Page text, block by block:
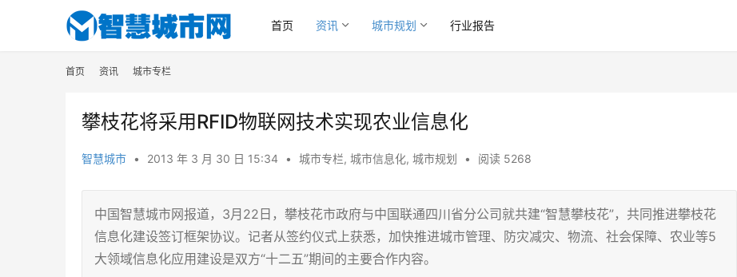
首页 资讯 城市规划 行业报告
首页 资讯 城市专栏
攀枝花将采用RFID物联网技术实现农业信息化
智慧城市 • 2013 年 3 月 30 日 15:34 • 城市专栏, 城市信息化, 城市规划 • 阅读 5268
中国智慧城市网报道，3月22日，攀枝花市政府与中国联通四川省分公司就共建“智慧攀枝花”，共同推进攀枝花
信息化建设签订框架协议。记者从签约仪式上获悉，加快推进城市管理、防灾减灾、物流、社会保障、农业等5
大领域信息化应用建设是双方“十二五”期间的主要合作内容。